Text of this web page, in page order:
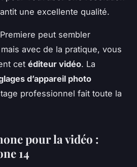
une excellente qualité.
Premiere peut sembler
avec de la pratique, vous
cet éditeur vidéo. La
d’appareil photo
professionnel fait toute la
pour la vidéo :
14